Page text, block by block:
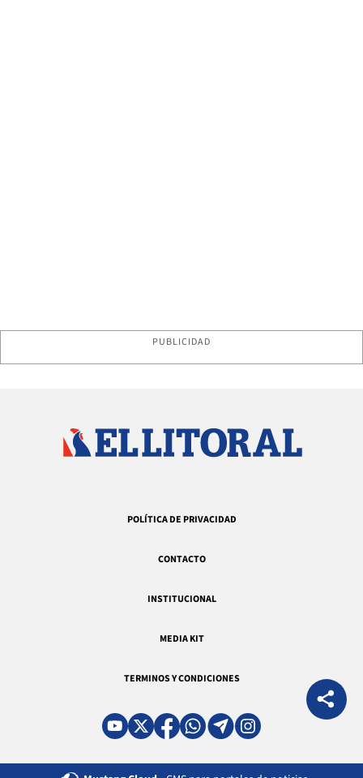
PUBLICIDAD
POLÍTICA DE PRIVACIDAD
CONTACTO
INSTITUCIONAL
MEDIA KIT
TERMINOS Y CONDICIONES